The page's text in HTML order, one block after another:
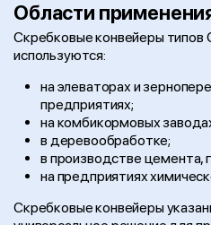
Области
Скребковые конвейеры
используются:
на элеваторах и
предприятиях;
на комбикормовых
в деревообработке;
в производстве цемента,
на предприятиях
Скребковые конвейеры